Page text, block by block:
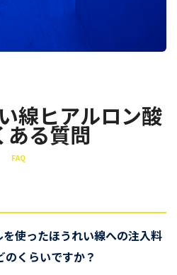
線ヒアルロン酸
ある質問
FAQ
使ったほうれい線への注入料
くらいですか？